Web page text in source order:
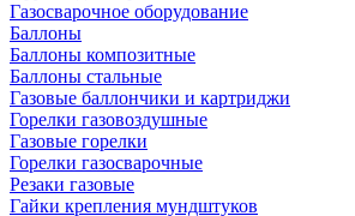
Газосварочное оборудование
Баллоны
Баллоны композитные
Баллоны стальные
Газовые баллончики и картриджи
Горелки газовоздушные
Газовые горелки
Горелки газосварочные
Резаки газовые
Гайки крепления мундштуков